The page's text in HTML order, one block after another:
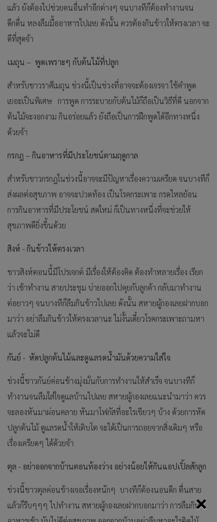
×
แล้ว ยังต้องไปช่วยคนอื่นทำอีกต่างๆ จนบางทีก็ต้องทำงานจน
ดึกดื่น หลงลืมมื้ออาหารไปเลย ดังนั้น ควรต้องกินข้าวให้ตรงเวลา จะ
ดีที่สุดจ้า
เมถุน – พูดเพราะๆ กับต้นไม้ที่ปลูก
สำหรับชาวราศีเมถุน ช่วงนี้เป็นช่วงที่อาจจะต้องเจรจา ใช้คำพูด
เยอะเป็นพิเศษ การพูด การระบายกับต้นไม้ก็ถือเป็นวิธีที่ดี นอกจาก
ต้นไม้จะงอกงาม กินอร่อยแล้ว ยังถือเป็นการฝึกพูดได้อีกทางหนึ่ง
ด้วยจ้า
กรกฎ – กินอาหารที่มีประโยชน์ตามฤดูกาล
สำหรับชาวกรกฎในช่วงนี้อาจจะมีปัญหาเรื่องความเครียด จนบางทีก็
ส่งผลต่อสุขภาพ อาจจะปวดท้อง เป็นโรคกระเพาะ กรดไหลย้อน
การกินอาหารที่มีประโยชน์ สดใหม่ ก็เป็นทางหนึ่งที่จะช่วยให้
สุขภาพดียิ่งขึ้นด้วย
สิงห์ - กินข้าวให้ตรงเวลา
ชาวสิงห์ตอนนี้มีโปรเจกต์ มีเรื่องให้ต้องคิด ต้องทำหลายเรื่อง เรียก
ว่า เช้าทำงาน สายประชุม บ่ายออกไปคุยกับลูกค้า กลับมาทำงาน
ต่อยาวๆ จนบางทีก็ลืมกินข้าวไปเลย ดังนั้น สหายผู้กองเลยฝากบอก
มาว่า อย่าลืมกินข้าวให้ตรงเวลานะ ไม่งั้นเดี๋ยวโรคกระเพาะถามหา
แล้วจะไม่ดี
กันย์ - หัดปลูกต้นไม้และดูแลรดน้ำมันด้วยความใส่ใจ
ช่วงนี้ชาวกันย์ค่อนข้างมุ่งมั่นกับการทำงานให้สำเร็จ จนบางทีก็
ทำงานจนลืมใส่ใจดูแลบ้านไปเลย สหายผู้กองเลยแนะนำมาว่า ควร
จะลองหันมาผ่อนคลาย หันมาโฟกัสที่อะไรเขียวๆ บ้าง ด้วยการหัด
ปลูกต้นไม้ ดูแลรดน้ำให้เติบโต จะได้เป็นการถอยจากสิ่งเดิมๆ หรือ
เรื่องเครียดๆ ได้ด้วยจ้า
ตุล - อย่าออกจากบ้านตอนท้องว่าง อย่างน้อยให้กินแอปเปิ้ลสักลูก
ช่วงนี้ชาวตุลค่อนข้างเจอเรื่องหนักๆ บางทีก็ต้องนอนดึก ตื่นสาย
แล้วก็รีบๆๆๆ ไปทำงาน สหายผู้กองเลยฝากบอกมาว่า การลืมกิน